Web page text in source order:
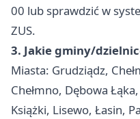
00 lub sprawdzić w
ZUS.
3. Jakie gminy/
Miasta: Grudziądz,
Chełmno, Dębowa
Książki, Lisewo, Łasin,